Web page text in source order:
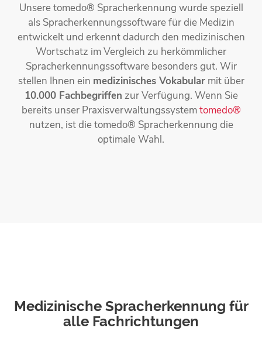
Unsere tomedo® Spracherkennung wurde speziell
als Spracherkennungs­software für die Medizin
entwickelt und erkennt dadurch den medizinischen
Wortschatz im Vergleich zu herkömmlicher
Spracherkennungs­software besonders gut. Wir
stellen Ihnen ein medizinisches Vokabularmit über
10.000 Fachbegriffen zur Verfügung. Wenn Sie
bereits unser Praxis­verwaltungssystemtomedo®
nutzen, ist die tomedo® Spracherkennung die
optimale Wahl.
Medizinische Spracherkennung für
alle Fachrichtungen